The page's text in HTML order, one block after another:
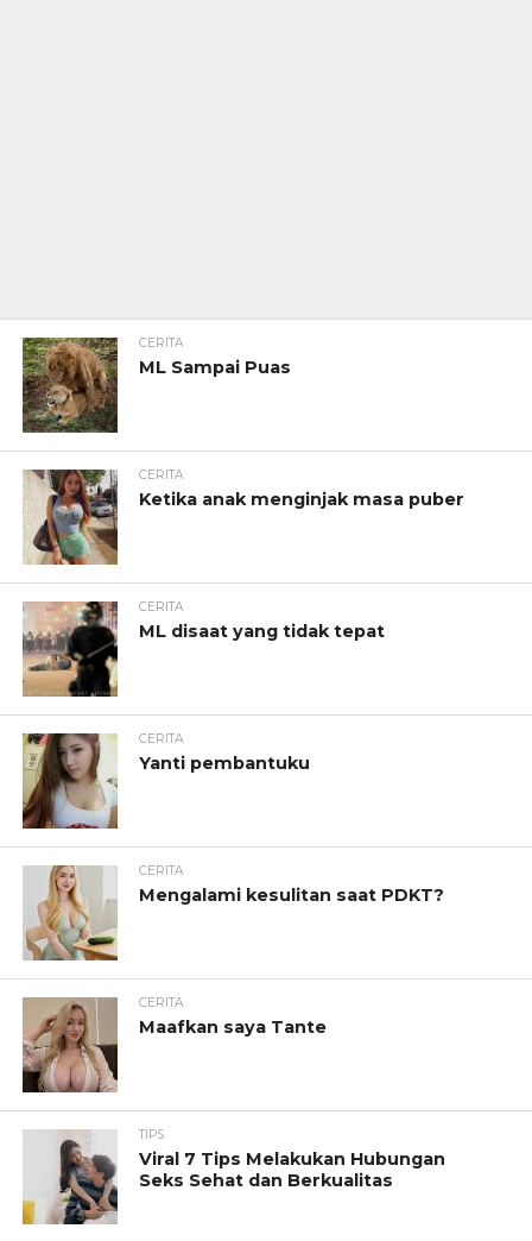
CERITA
ML Sampai Puas
CERITA
Ketika anak menginjak masa puber
CERITA
ML disaat yang tidak tepat
CERITA
Yanti pembantuku
CERITA
Mengalami kesulitan saat PDKT?
CERITA
Maafkan saya Tante
TIPS
Viral 7 Tips Melakukan Hubungan
Seks Sehat dan Berkualitas